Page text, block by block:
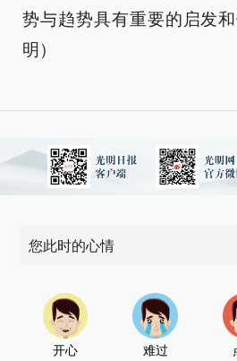
势与趋势具有重要的启发
明）
您此时的心情
开心 难过